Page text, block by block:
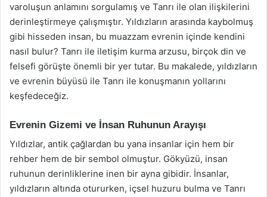
varoluşun anlamını sorgulamış ve Tanrı ile olan ilişkilerini
derinleştirmeye çalışmıştır. Yıldızların arasında kaybolmuş
gibi hisseden insan, bu muazzam evrenin içinde kendini
nasıl bulur? Tanrı ile iletişim kurma arzusu, birçok din ve
felsefi görüşte önemli bir yer tutar. Bu makalede, yıldızların
ve evrenin büyüsü ile Tanrı ile konuşmanın yollarını
keşfedeceğiz.
Evrenin Gizemi ve İnsan Ruhunun Arayışı
Yıldızlar, antik çağlardan bu yana insanlar için hem bir
rehber hem de bir sembol olmuştur. Gökyüzü, insan
ruhunun derinliklerine inen bir ayna gibidir. İnsanlar,
yıldızların altında otururken, içsel huzuru bulma ve Tanrı